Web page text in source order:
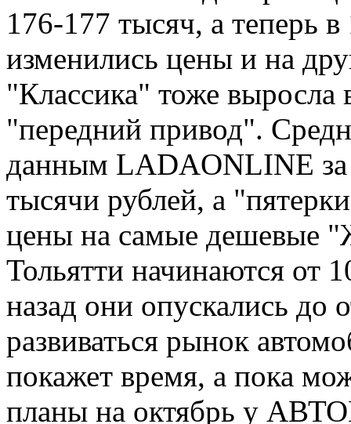
176-177 тысяч, а теперь
изменились цены и на
"Классика" тоже
"передний привод".
данным LADAONLINE за
тысячи рублей, а
цены на самые дешевые
Тольятти начинаются от
назад они опускались до
развиваться рынок
покажет время, а пока
планы на октябрь у